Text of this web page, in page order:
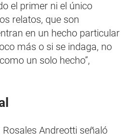
el primer ni el único
relatos, que son
en un hecho particular
más o si se indaga, no
un solo hecho”,
Andreotti señaló